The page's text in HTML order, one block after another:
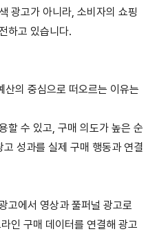
광고가 아니라 소비자의 쇼핑
하고 있습니다.
산의 중심으로 떠오르는 이유는
할 수 있고 구매 의도가 높은 순
고 성과를 실제 구매 행동과 연결
고에서 영상과 풀퍼널 광고로
인 구매 데이터를 연결해 광고